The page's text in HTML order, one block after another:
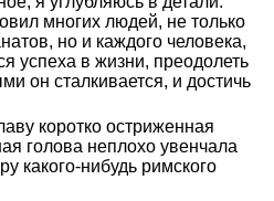
многих людей, не только
но и каждого человека,
успеха в жизни, преодолеть
он сталкивается, и достичь
коротко остриженная
голова неплохо увенчала
какого-нибудь римского